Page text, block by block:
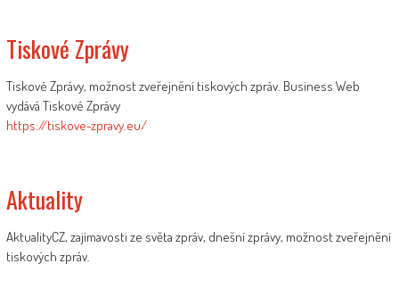
Tiskové Zprávy
Tiskové Zprávy, možnost zveřejnění tiskových zpráv. Business Web
vydává Tiskové Zprávy
https://tiskove-zpravy.eu/
Aktuality
AktualityCZ, zajímavosti ze světa zpráv, dnešní zprávy, možnost zveřejnění
tiskových zpráv.